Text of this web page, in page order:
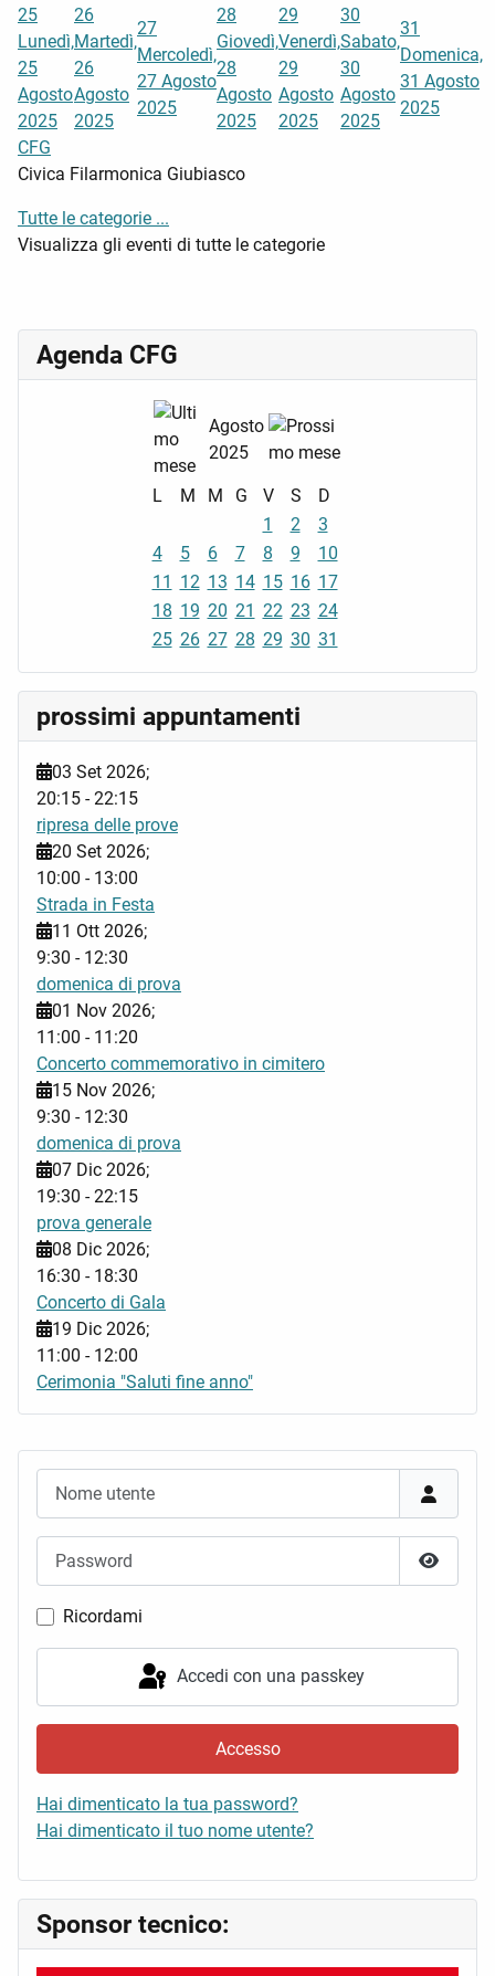
Mostra
Ricordami
Accedi con una passkey
Accesso
Hai dimenticato la tua password?
Hai dimenticato il tuo nome utente?
Sponsor tecnico:
25
Lunedì,
25
Agosto
2025
26
Martedì,
26
Agosto
2025
27
Mercoledì,
27 Agosto
2025
28
Giovedì,
28
Agosto
2025
29
Venerdì,
29
Agosto
2025
30
Sabato,
30
Agosto
2025
31
Domenica,
31 Agosto
2025
CFG
Civica Filarmonica Giubiasco
Tutte le categorie ...
Visualizza gli eventi di tutte le categorie
Agenda CFG
Agosto
2025
L M M G V S
D
1
2
3
4
5 6 7 8 9
10
11 12 13 14 15 16 17
18 19 20 21 22 23 24
25 26 27 28 29 30 31
prossimi appuntamenti
03 Set 2026;
20:15 -22:15
ripresa delle prove
20 Set 2026;
10:00 - 13:00
Strada in Festa
11 Ott 2026;
9:30 - 12:30
domenica di prova
01 Nov 2026;
11:00 - 11:20
Concerto commemorativo in cimitero
15 Nov 2026;
9:30 - 12:30
domenica di prova
07 Dic 2026;
19:30 -22:15
prova generale
08 Dic 2026;
16:30 - 18:30
Concerto di Gala
19 Dic 2026;
11:00 - 12:00
Cerimonia "Saluti fine anno"